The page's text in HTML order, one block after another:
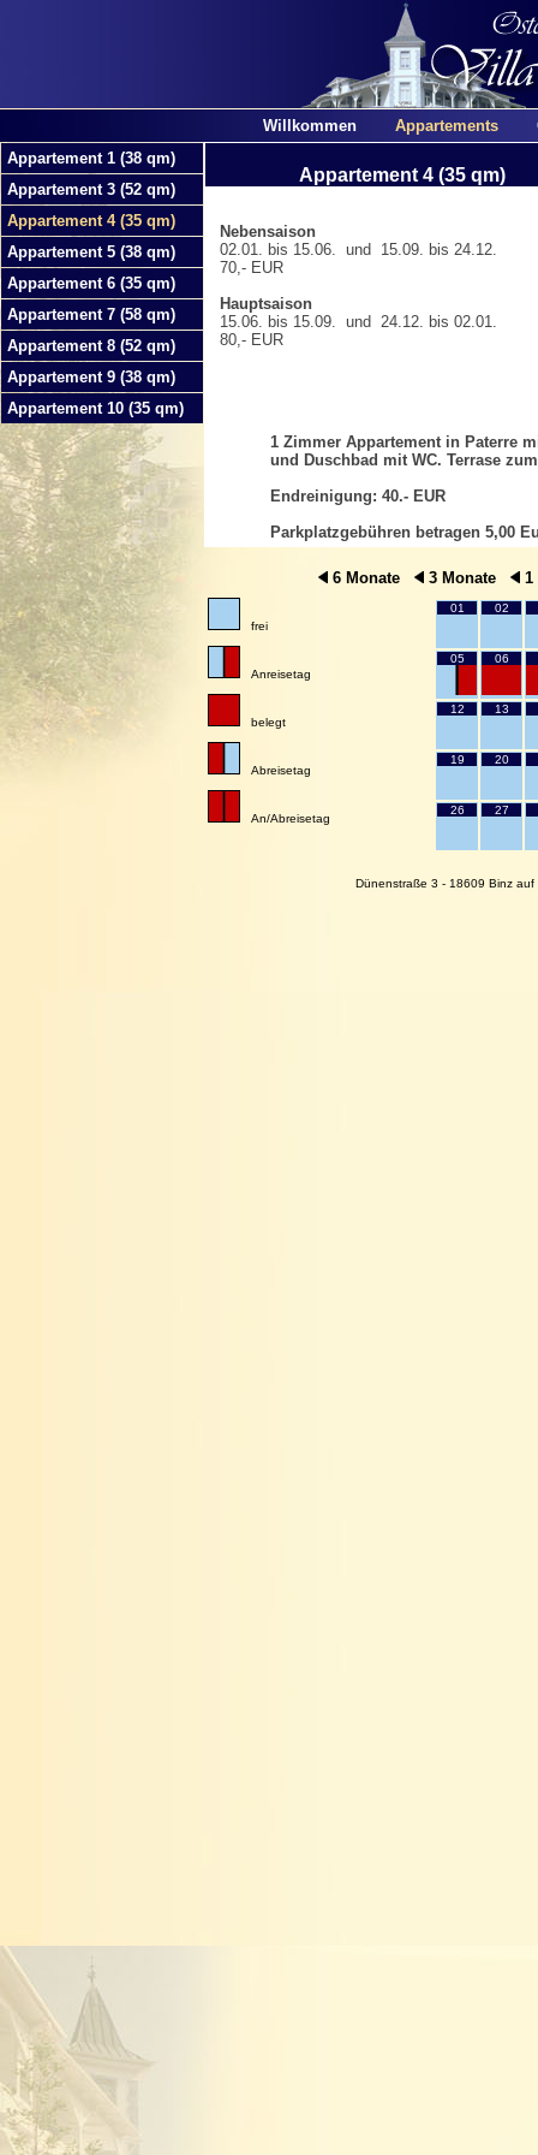
Willkommen Appartements
Appartement 1 (38 qm)
Appartement 3 (52 qm)
Appartement 4 (35 qm)
Appartement 5 (38 qm)
Appartement 6 (35 qm)
Appartement 7 (58 qm)
Appartement 8 (52 qm)
Appartement 9 (38 qm)
Appartement 10 (35 qm)
Appartement 4 (35 qm)
Nebensaison
02.01. bis 15.06. und 15.09. bis 24.12.
70,- EUR
Hauptsaison
15.06. bis 15.09. und 24.12. bis 02.01.
80,- EUR
1 Zimmer Appartement in Paterre
und Duschbad mit WC. Terrase
Endreinigung: 40.- EUR
Parkplatzgebühren betragen 5,00
6 Monate 3 Monate 1
frei
Anreisetag
belegt
Abreisetag
An/Abreisetag
01 02
05 06
12 13
19 20
26 27
Dünenstraße 3 - 18609 Binz